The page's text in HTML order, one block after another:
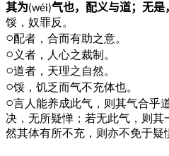
其为(wéi)气也，配义与道；无是
馁，奴罪反。
○配者，合而有助之意。
○ 义者，人心之裁制。
○道者，天理之自然。
○馁，饥乏而气不充体也。
○言人能养成此气，则其气合乎
决，无所疑惮；若无此气，则其
然其体有所不充，则亦不免于疑